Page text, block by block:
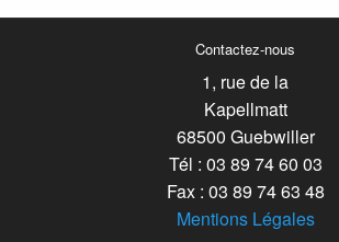
Contactez-nous
1, rue de la
Kapellmatt
68500 Guebwiller
Tél : 03 89 74 60 03
Fax : 03 89 74 63 48
Mentions Légales